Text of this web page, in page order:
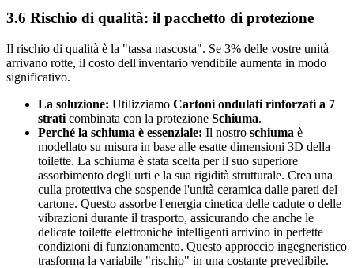
3.6 Rischio di qualità: il pacchetto di protezione
Il rischio di qualità è la "tassa nascosta". Se 3% delle vostre unità
arrivano rotte, il costo dell'inventario vendibile aumenta in modo
significativo.
La soluzione: Utilizziamo Cartoni ondulati rinforzati a 7
strati combinata con la protezione Schiuma.
Perché la schiuma è essenziale: Il nostro schiuma è
modellato su misura in base alle esatte dimensioni 3D della
toilette. La schiuma è stata scelta per il suo superiore
assorbimento degli urti e la sua rigidità strutturale. Crea una
culla protettiva che sospende l'unità ceramica dalle pareti del
cartone. Questo assorbe l'energia cinetica delle cadute o delle
vibrazioni durante il trasporto, assicurando che anche le
delicate toilette elettroniche intelligenti arrivino in perfette
condizioni di funzionamento. Questo approccio ingegneristico
trasforma la variabile "rischio" in una costante prevedibile.